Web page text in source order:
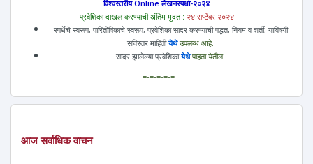
विश्वस्तरीय Online लेखनस्पर्धा-२०२४
प्रवेशिका दाखल करण्याची अंतिम मुदत : २४ सप्टेंबर २०२४
स्पर्धेचे स्वरूप, पारितोषिकाचे स्वरूप, प्रवेशिका सादर करण्याची पद्धत, नियम व शर्ती, याविषयी
सविस्तर माहितीयेथेउपलब्ध आहे.
सादर झालेल्या प्रवेशिकायेथेपाहता येतील.
=-=-=-=-=
आज सर्वाधिक वाचन